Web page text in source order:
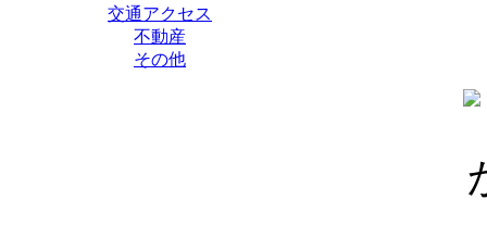
交通アクセス
不動産
その他